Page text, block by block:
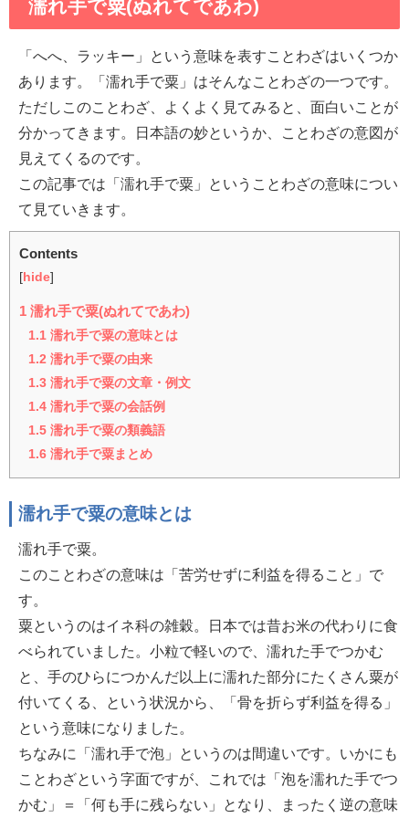
濡れ手で粟(ぬれてであわ)
「へへ、ラッキー」という意味を表すことわざはいくつか
あります。「濡れ手で粟」はそんなことわざの一つです。
ただしこのことわざ、よくよく見てみると、面白いことが
分かってきます。日本語の妙というか、ことわざの意図が
見えてくるのです。
この記事では「濡れ手で粟」ということわざの意味につい
て見ていきます。
Contents
[ hide]
1 濡れ手で粟(ぬれてであわ)
1.1 濡れ手で粟の意味とは
1.2 濡れ手で粟の由来
1.3 濡れ手で粟の文章・例文
1.4 濡れ手で粟の会話例
1.5 濡れ手で粟の類義語
1.6 濡れ手で粟まとめ
濡れ手で粟の意味とは
濡れ手で粟。
このことわざの意味は「苦労せずに利益を得ること」で
す。
粟というのはイネ科の雑穀。日本では昔お米の代わりに食
べられていました。小粒で軽いので、濡れた手でつかむ
と、手のひらにつかんだ以上に濡れた部分にたくさん粟が
付いてくる、という状況から、「骨を折らず利益を得る」
という意味になりました。
ちなみに「濡れ手で泡」というのは間違いです。いかにも
ことわざという字面ですが、これでは「泡を濡れた手でつ
かむ」＝「何も手に残らない」となり、まったく逆の意味